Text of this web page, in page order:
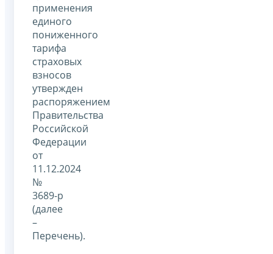
применения
единого
пониженного
тарифа
страховых
взносов
утвержден
распоряжением
Правительства
Российской
Федерации
от
11.12.2024
№
3689-р
(далее
–
Перечень).